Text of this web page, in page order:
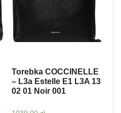
Torebka COCCINELLE
– L3a Estelle E1 L3A 13
02 01 Noir 001